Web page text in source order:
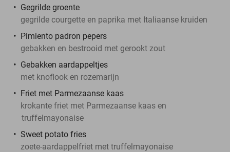
Gegrilde groente
gegrilde courgette en paprika met Italiaanse kruiden
Pimiento padron pepers
gebakken en bestrooid met gerookt zout
Gebakken aardappeltjes
met knoflook en rozemarijn
Friet met Parmezaanse kaas
krokante friet met Parmezaanse kaas en
truffelmayonaise
Sweet potato fries
zoete-aardappelfriet met truffelmayonaise